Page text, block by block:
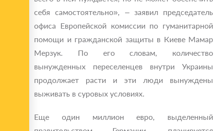
себя самостоятельно», – заявил председатель
офиса Европейской комиссии по гуманитарной
помощи и гражданской защиты в Киеве Мамар
Мерзук. По его словам, количество
вынужденных переселенцев внутри Украины
продолжает расти и эти люди вынуждены
выживать в суровых условиях.
Еще один миллион евро, выделенный